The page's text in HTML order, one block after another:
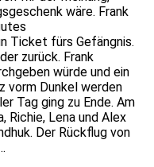
wäre. Frank
Ticket fürs Gefängnis.
zurück. Frank
würde und ein
vorm Dunkel werden
Tag ging zu Ende. Am
Richie, Lena und Alex
Der Rückflug von